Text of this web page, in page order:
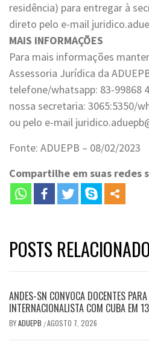
residência) para entregar à
direto pelo e-mail
MAIS INFORMAÇÕES
Para mais informações
Assessoria Jurídica da
telefone/whatsapp: 83-99868
nossa secretaria: 3065:5350/
ou pelo e-mail
Fonte: ADUEPB – 08/02/2023
Compartilhe em suas redes
POSTS
ANDES-SN CONVOCA DOCENTES
INTERNACIONALISTA COM CUBA EM
BYADUEPB /AGOSTO 7, 2026